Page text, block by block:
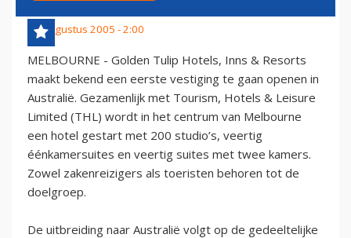
31 augustus 2005 - 2:00
MELBOURNE - Golden Tulip Hotels, Inns & Resorts
maakt bekend een eerste vestiging te gaan openen in
Australië. Gezamenlijk met Tourism, Hotels & Leisure
Limited (THL) wordt in het centrum van Melbourne
een hotel gestart met 200 studio’s, veertig
éénkamersuites en veertig suites met twee kamers.
Zowel zakenreizigers als toeristen behoren tot de
doelgroep.
De uitbreiding naar Australië volgt op de gedeeltelijke